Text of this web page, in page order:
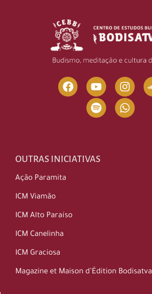
OUTRAS INICIATIVAS
Ação Paramita
ICM Viamão
ICM Alto Paraíso
ICM Canelinha
ICM Graciosa
Magazine et Maison d’Édition Bodisatva